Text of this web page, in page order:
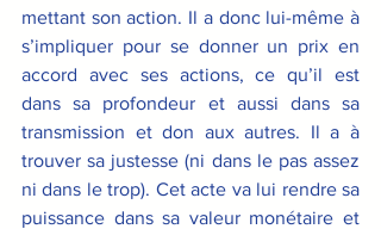
mettant son action. Il a donc lui-même à
s’impliquer pour se donner un prix en
accord avec ses actions, ce qu’il est
dans sa profondeur et aussi dans sa
transmission et don aux autres. Il a à
trouver sa justesse (ni dans le pas assez
ni dans le trop). Cet acte va lui rendre sa
puissance dans sa valeur monétaire et